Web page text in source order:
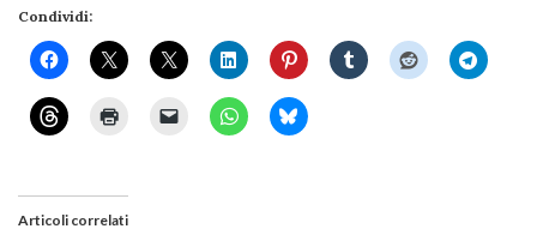
Condividi:
Articoli correlati